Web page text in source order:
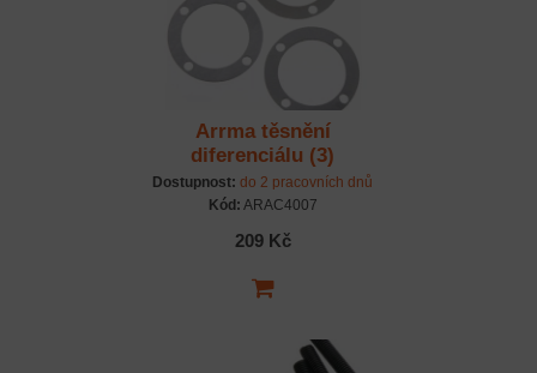
Arrma těsnění
diferenciálu (3)
Dostupnost: do 2 pracovních dnů
Kód: ARAC4007
209 Kč